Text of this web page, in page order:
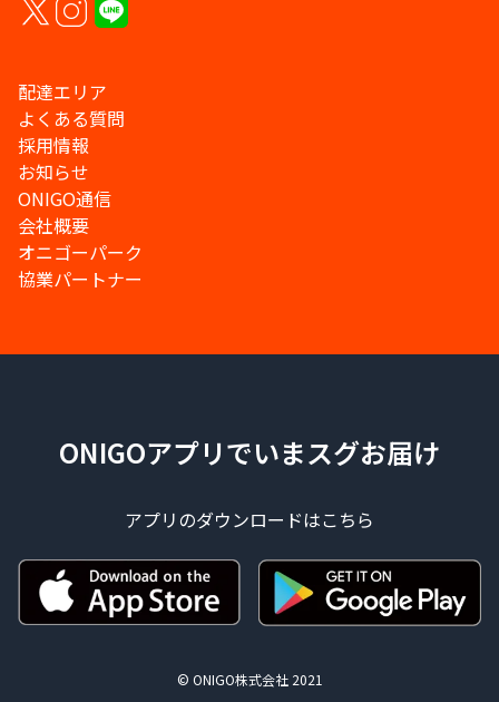
配達エリア
よくある質問
採用情報
お知らせ
ONIGO通信
会社概要
オニゴーパーク
協業パートナー
ONIGOアプリでいまスグお届け
アプリのダウンロードはこちら
© ONIGO株式会社 2021